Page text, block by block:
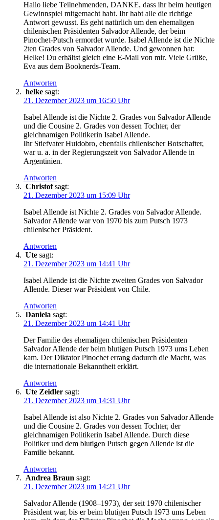
Hallo liebe Teilnehmenden, DANKE, dass ihr beim heutigen
Gewinnspiel mitgemacht habt. Ihr habt alle die richtige
Antwort gewusst. Es geht natürlich um den ehemaligen
chilenischen Präsidenten Salvador Allende, der beim
Pinochet-Putsch ermordet wurde. Isabel Allende ist die Nichte
2ten Grades von Salvador Allende. Und gewonnen hat:
Helke! Du erhältst gleich eine E-Mail von mir. Viele Grüße,
Eva aus dem Booknerds-Team.
Antworten
helke sagt:
21. Dezember 2023 um 16:50 Uhr
Isabel Allende ist die Nichte 2. Grades von Salvador Allende
und die Cousine 2. Grades von dessen Tochter, der
gleichnamigen Politikerin Isabel Allende.
Ihr Stiefvater Huidobro, ebenfalls chilenischer Botschafter,
war u. a. in der Regierungszeit von Salvador Allende in
Argentinien.
Antworten
Christof sagt:
21. Dezember 2023 um 15:09 Uhr
Isabel Allende ist Nichte 2. Grades von Salvador Allende.
Salvador Allende war von 1970 bis zum Putsch 1973
chilenischer Präsident.
Antworten
Ute sagt:
21. Dezember 2023 um 14:41 Uhr
Isabel Allende ist die Nichte zweiten Grades von Salvador
Allende. Dieser war Präsident von Chile.
Antworten
Daniela sagt:
21. Dezember 2023 um 14:41 Uhr
Der Familie des ehemaligen chilenischen Präsidenten
Salvador Allende der beim blutigen Putsch 1973 ums Leben
kam. Der Diktator Pinochet errang dadurch die Macht, was
die internationale Bekanntheit erklärt.
Antworten
Ute Zeidler sagt:
21. Dezember 2023 um 14:31 Uhr
Isabel Allende ist also Nichte 2. Grades von Salvador Allende
und die Cousine 2. Grades von dessen Tochter, der
gleichnamigen Politikerin Isabel Allende. Durch diese
Politiker und dem blutigen Putsch gegen Allende ist die
Familie bekannt.
Antworten
Andrea Braun sagt:
21. Dezember 2023 um 14:21 Uhr
Salvador Allende (1908–1973), der seit 1970 chilenischer
Präsident war, bis er beim blutigen Putsch 1973 ums Leben